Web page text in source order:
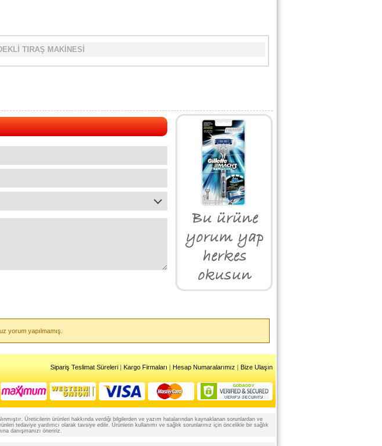
TIRAŞ MAKİNESİ
yorum yapılmamış.
Sipariş Teslimat Süreleri | Kargo Firmaları | Hesap Numaralarımız | Bize Ulaşın
Üreticilerin ürünleri hakkında verdiği bilgilerden ve yazım hatalarından kaynaklanan sorunlardan ve
tedaviye yardımcı olarak tavsiye edilir. Ürünlerin kullanımı ve sağlık sorunlarınız için öncelikle bir sağlık
danışmanızı öneririz.